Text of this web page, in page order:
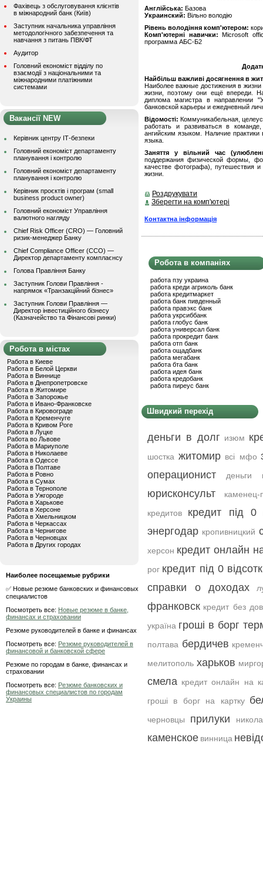
Фахівець з обслуговування клієнтів
в міжнародний банк (Київ)
Заступник начальника управління
методологічного забезпечення та
навчання з питань ПВК/ФТ
Аудитор
Головний економіст відділу по
взаємодії з національними та
міжнародними платіжними
системами
Вакансії NEW
Керівник центру ІТ-безпеки
Головний економіст департаменту
планування і контролю
Головний економіст департаменту
планування і контролю
Керівник проєктів і програм (small
business product owner)
Головний економіст Управління
валютного нагляду
Chief Risk Officer (CRO) — Головний
ризик-менеджер Банку
Chief Compliance Officer (CCO) —
Директор департаменту комплаєнсу
Голова Правління Банку
Заступник Голови Правління -
напрямок «Транзакційний бізнес»
Заступник Голови Правління —
Директор інвестиційного бізнесу
(Казначейство та Фінансові ринки)
Робота в містах
Работа в Киеве
Работа в Белой Церкви
Работа в Виннице
Работа в Днепропетровске
Работа в Житомире
Работа в Запорожье
Работа в Ивано-Франковске
Работа в Кировограде
Работа в Кременчуге
Работа в Кривом Роге
Работа в Луцке
Работа во Львове
Работа в Мариуполе
Работа в Николаеве
Работа в Одессе
Работа в Полтаве
Работа в Ровно
Работа в Сумах
Работа в Тернополе
Работа в Ужгороде
Работа в Харькове
Работа в Херсоне
Работа в Хмельницком
Работа в Черкассах
Работа в Чернигове
Работа в Черновцах
Работа в Других городах
Наиболее посещаемые рубрики
✅ Новые резюме банковских и финансовых
специалистов
Посмотреть все: Новые резюме в банке,
финансах и страховании
Резюме руководителей в банке и финансах
Посмотреть все: Резюме руководителей в
финансовой и банковской сфере
Резюме по городам в банке, финансах и
страховании
Посмотреть все: Резюме банковских и
финансовых специалистов по городам
Украины
Англійська: Базова
Украинский: Вільно володію
Рівень володіння комп'ютером:
Комп'ютерні навички: Microsoft
программа АБС-Б2
Найбільш важливі досягнення в
Наиболее важные достижения в
жизни, поэтому они ещё впереди.
диплома магистра в направлении
банковской карьеры и ежедневный
Відомості: Коммуникабельная,
работать и развиваться в
ангийским языком. Наличие
языка.
Заняття у вільний час
поддержания физической формы,
качестве фотографа), путешествия и
жизни.
Роздрукувати
Зберегти на комп'ютері
Контактна інформація
Робота в компаніях
работа пзу украина
работа креди агриколь банк
работа кредитмаркет
работа банк пивденный
работа правэкс банк
работа укрсиббанк
работа глобус банк
работа универсал банк
работа прокредит банк
работа отп банк
работа ощадбанк
работа мегабанк
работа бта банк
работа идея банк
работа кредобанк
работа пиреус банк
Швидкий перехід
деньги в долг изюм
шостка житомир всі мфо
операционист
юрисконсульт
каменец-
кредитов
кредит під 0
энергодар кропивницкий
херсон кредит онлайн
рог кредит під 0
справки о доходах
франковск кредит без
україна гроші в борг
полтава бердичев
мелитополь харьков
смела кредит онлайн на
гроші в борг на картку
черновцы прилуки
каменское винница